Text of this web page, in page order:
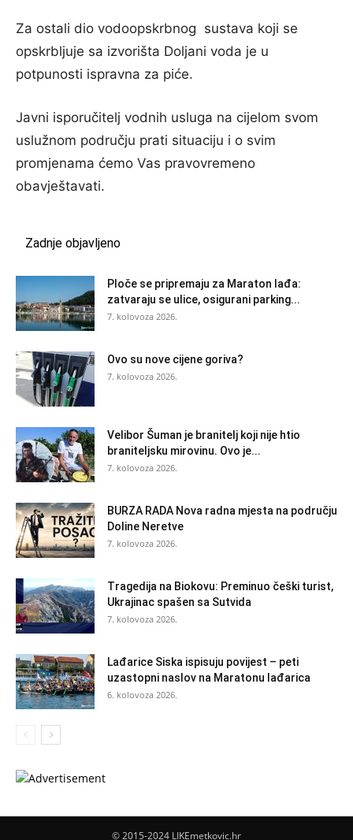
Za ostali dio vodoopskrbnog sustava koji se
opskrbljuje sa izvorišta Doljani voda je u
potpunosti ispravna za piće.
Javni isporučitelj vodnih usluga na cijelom svom
uslužnom području prati situaciju i o svim
promjenama ćemo Vas pravovremeno
obavještavati.
Zadnje objavljeno
Ploče se pripremaju za Maraton lađa:
zatvaraju se ulice, osigurani parking...
7. kolovoza 2026.
Ovo su nove cijene goriva?
7. kolovoza 2026.
Velibor Šuman je branitelj koji nije htio
braniteljsku mirovinu. Ovo je...
7. kolovoza 2026.
BURZA RADA Nova radna mjesta na području
Doline Neretve
7. kolovoza 2026.
Tragedija na Biokovu: Preminuo češki turist,
Ukrajinac spašen sa Sutvida
7. kolovoza 2026.
Lađarice Siska ispisuju povijest – peti
uzastopni naslov na Maratonu lađarica
6. kolovoza 2026.
© 2015-2024 LIKEmetkovic.hr